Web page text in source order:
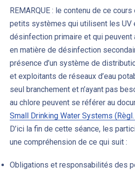
REMARQUE : le contenu de ce
petits systèmes qui utilisent les UV
désinfection primaire et qui
en matière de désinfection
présence d’un système de
et exploitants de réseaux d’eau
seul branchement et n’ayant pas
au chlore peuvent se référer au
Small Drinking Water Systems
D’ici la fin de cette séance, les
une compréhension de ce qui suit :
Obligations et responsabilités des